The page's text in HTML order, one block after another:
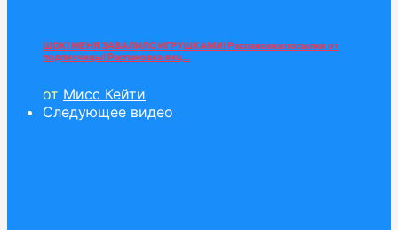
ШОК! МЕНЯ ЗАВАЛИЛО ИГРУШКАМИ! Распаковка посылки от
подписчицы! Распаковка яиц...
от Мисс Кейти
Следующее видео